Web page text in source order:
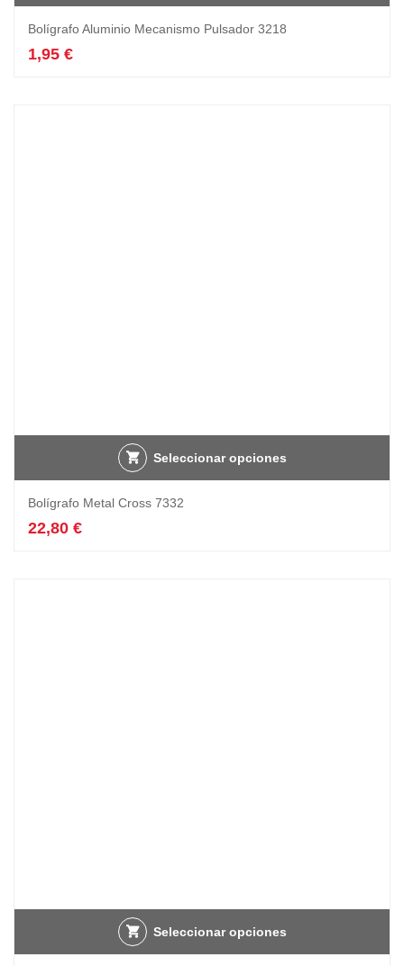
Bolígrafo Aluminio Mecanismo Pulsador 3218
1,95 €
Seleccionar opciones
Bolígrafo Metal Cross 7332
22,80 €
Seleccionar opciones